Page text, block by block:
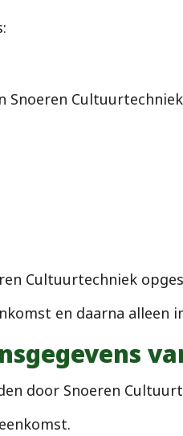
Cultuurtechniek
en daarna alleen
door Snoeren